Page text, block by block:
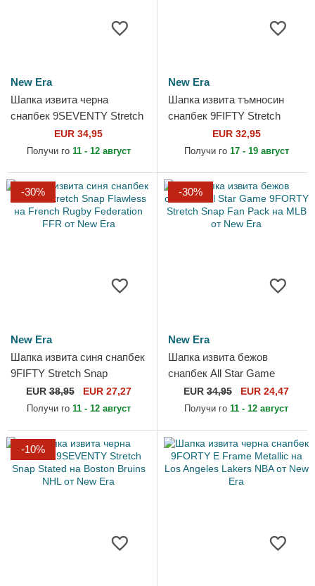
New Era
Шапка извита черна
снапбек 9SEVENTY Stretch
Snap Stated на Los Angeles
Kings NHL от New Era
EUR 34,95
Получи го 11 - 12 август
New Era
Шапка извита тъмносин
снапбек 9FIFTY Stretch
Snap на New York Yankees
MLB от New Era
EUR 32,95
Получи го 17 - 19 август
-30%
New Era
Шапка извита синя снапбек
9FIFTY Stretch Snap
Flawless на French Rugby
Federation FFR от New Era
EUR38,95 EUR 27,27
Получи го 11 - 12 август
-30%
New Era
Шапка извита бежов
снапбек All Star Game
9FORTY Stretch Snap Fan
Pack на MLB от New Era
EUR 34,95 EUR 24,47
Получи го 11 - 12 август
-10%